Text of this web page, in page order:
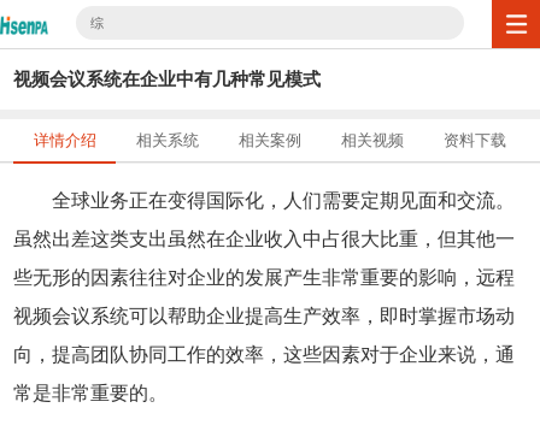
综
视频会议系统在企业中有几种常见模式
详情介绍 相关系统 相关案例 相关视频 资料下载
全球业务正在变得国际化，人们需要定期见面和交流。
虽然出差这类支出虽然在企业收入中占很大比重，但其他一
些无形的因素往往对企业的发展产生非常重要的影响，远程
视频会议系统可以帮助企业提高生产效率，即时掌握市场动
向，提高团队协同工作的效率，这些因素对于企业来说，通
常是非常重要的。